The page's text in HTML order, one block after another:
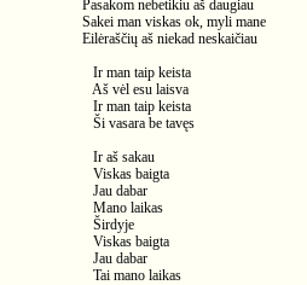
Pasakom nebetikiu aš daugiau
Sakei man viskas ok, myli mane
Eilėraščių aš niekad neskaičiau
Ir man taip keista
Aš vėl esu laisva
Ir man taip keista
Ši vasara be tavęs
Ir aš sakau
Viskas baigta
Jau dabar
Mano laikas
Širdyje
Viskas baigta
Jau dabar
Tai mano laikas